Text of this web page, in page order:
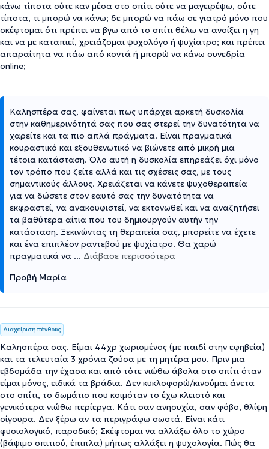
κάνω τίποτα ούτε καν μέσα στο σπίτι ούτε να μαγειρέψω, ούτε
τίποτα, τι μπορώ να κάνω; δε μπορώ να πάω σε γιατρό μόνο που
σκέφτομαι ότι πρέπει να βγω από το σπίτι θέλω να ανοίξει η γη
και να με καταπιεί, χρειάζομαι ψυχολόγο ή ψυχίατρο; και πρέπει
απαραίτητα να πάω από κοντά ή μπορώ να κάνω συνεδρία
online;
Καλησπέρα σας, φαίνεται πως υπάρχει αρκετή δυσκολία
στην καθημερινότητά σας που σας στερεί την δυνατότητα να
χαρείτε και τα πιο απλά πράγματα. Είναι πραγματικά
κουραστικό και εξουθενωτικό να βιώνετε από μικρή μια
τέτοια κατάσταση. Όλο αυτή η δυσκολία επηρεάζει όχι μόνο
τον τρόπο που ζείτε αλλά και τις σχέσεις σας, με τους
σημαντικούς άλλους. Χρειάζεται να κάνετε ψυχοθεραπεία
για να δώσετε στον εαυτό σας την δυνατότητα να
εκφραστεί, να ανακουφιστεί, να εκτονωθεί και να αναζητήσει
τα βαθύτερα αίτια που του δημιουργούν αυτήν την
κατάσταση. Ξεκινώντας τη θεραπεία σας, μπορείτε να έχετε
και ένα επιπλέον ραντεβού με ψυχίατρο. Θα χαρώ
πραγματικά να ... Διάβασε περισσότερα
Προβή Μαρία
Διαχείριση πένθους
Καλησπέρα σας. Είμαι 44χρ χωρισμένος (με παιδί στην εφηβεία)
και τα τελευταία 3 χρόνια ζούσα με τη μητέρα μου. Πριν μια
εβδομάδα την έχασα και από τότε νιώθω άβολα στο σπίτι όταν
είμαι μόνος, ειδικά τα βράδια. Δεν κυκλοφορώ/κινούμαι άνετα
στο σπίτι, το δωμάτιο που κοιμόταν το έχω κλειστό και
γενικότερα νιώθω περίεργα. Κάτι σαν ανησυχία, σαν φόβο, θλίψη
σίγουρα. Δεν ξέρω αν τα περιγράφω σωστά. Είναι κάτι
φυσιολογικό, παροδικό; Σκέφτομαι να αλλάξω όλο το χώρο
(βάψιμο σπιτιού, έπιπλα) μήπως αλλάξει η ψυχολογία. Πώς θα